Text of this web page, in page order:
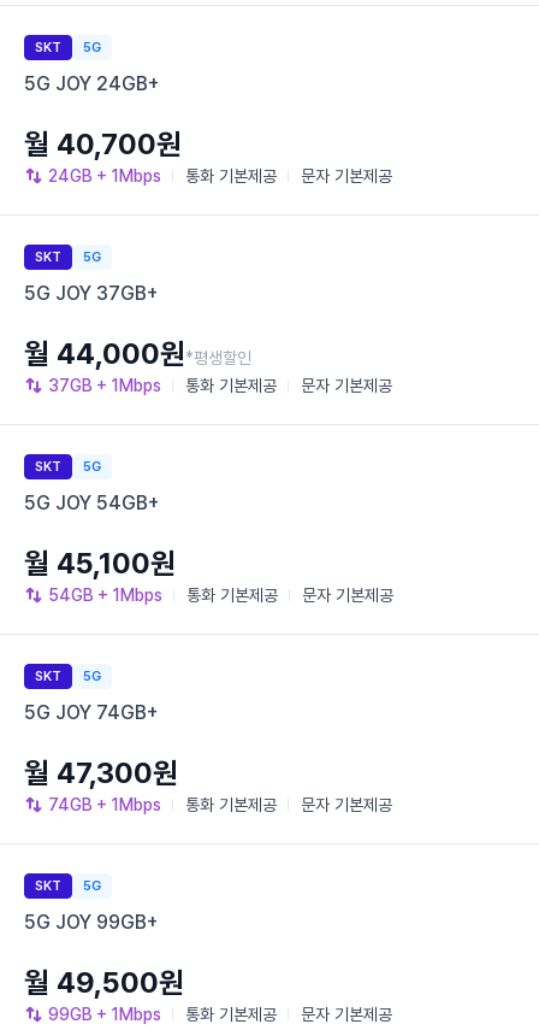
SKT 5G
5G JOY 24GB+
24GB + 1Mbps 통화 기본제공 문자 기본제공
월 40,700원
SKT 5G
5G JOY 37GB+
37GB + 1Mbps 통화 기본제공 문자 기본제공
월 44,000원*평생할인
SKT 5G
5G JOY 54GB+
54GB + 1Mbps 통화 기본제공 문자 기본제공
월 45,100원
SKT 5G
5G JOY 74GB+
74GB + 1Mbps 통화 기본제공 문자 기본제공
월 47,300원
SKT 5G
5G JOY 99GB+
99GB + 1Mbps 통화 기본제공 문자 기본제공
월 49,500원